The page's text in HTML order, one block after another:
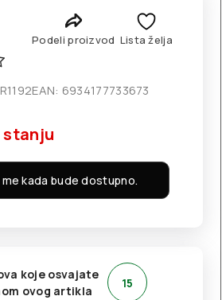
Podeli proizvod Lista želja
R1192EAN: 6934177733673
stanju
kada bude dostupno.
koje osvajate
ovog artikla
15